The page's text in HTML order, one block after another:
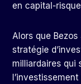
en capital-
Alors que
stratégie
milliardaires qui